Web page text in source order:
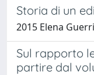
Storia di un
2015 Elena
Sul rapporto
partire dal